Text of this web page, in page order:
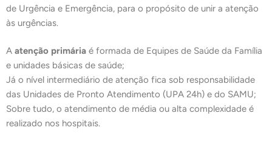
de Urgência e Emergência, para o propósito de unir a atenção
às urgências.
A atenção primária é formada de Equipes de Saúde da Família
e unidades básicas de saúde;
Já o nível intermediário de atenção fica sob responsabilidade
das Unidades de Pronto Atendimento (UPA 24h) e do SAMU;
Sobre tudo, o atendimento de média ou alta complexidade é
realizado nos hospitais.